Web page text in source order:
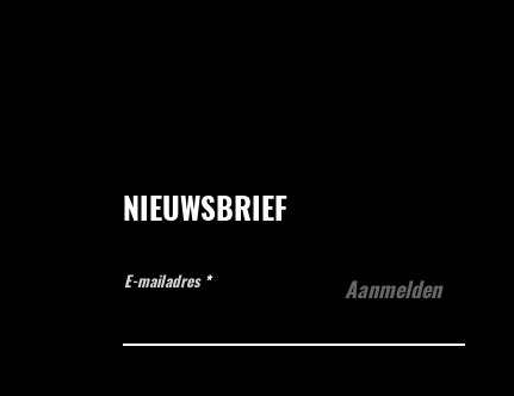
NIEUWSBRIEF
E-mailadres Aanmelden